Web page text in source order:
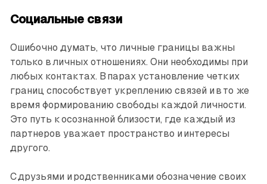
Социальные связи
Ошибочно думать, что личные границы важны
только в личных отношениях. Они необходимы при
любых контактах. В парах установление четких
границ способствует укреплению связей и в то же
время формированию свободы каждой личности.
Это путь к осознанной близости, где каждый из
партнеров уважает пространство и интересы
другого.
С друзьями и родственниками обозначение своих